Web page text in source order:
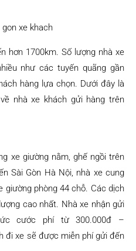
hơn 1700km. Số lượng nhà xe
như các tuyến quãng gần
hàng lựa chọn. Dưới đây là
nhà xe khách gửi hàng trên
xe giường nằm, ghế ngồi trên
Sài Gòn Hà Nội, nhà xe cung
giường phòng 44 chỗ. Các dịch
cao nhất. Nhà xe nhận gửi
cước phí từ 300.000đ –
đi xe sẽ được miễn phí gửi đến